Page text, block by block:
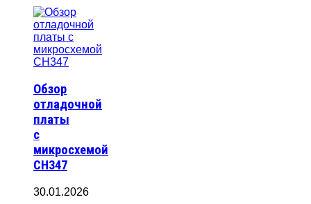
Обзор
отладочной
платы
с
микросхемой
CH347
30.01.2026